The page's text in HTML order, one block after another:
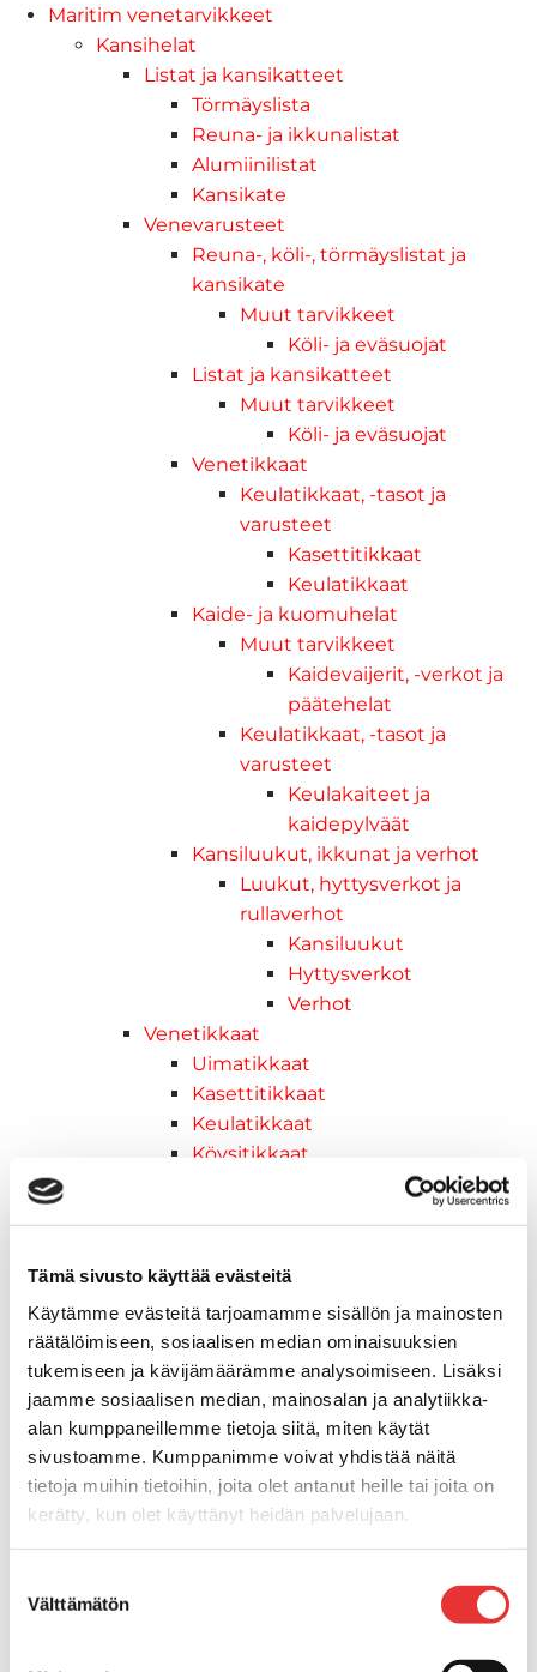
Tämä sivusto käyttää evästeitä
Käytämme evästeitä tarjoamamme sisällön ja mainosten
räätälöimiseen, sosiaalisen median ominaisuuksien
tukemiseen ja kävijämäärämme analysoimiseen. Lisäksi
jaamme sosiaalisen median, mainosalan ja analytiikka-
alan kumppaneillemme tietoja siitä, miten käytät
sivustoamme. Kumppanimme voivat yhdistää näitä
tietoja muihin tietoihin, joita olet antanut heille tai joita on
kerätty, kun olet käyttänyt heidän palvelujaan.
valinta
Välttämätön
Maritim venetarvikkeet
Kansihelat
Listat ja kansikatteet
Törmäyslista
Reuna- ja ikkunalistat
Alumiinilistat
Kansikate
Venevarusteet
Reuna-, köli-, törmäyslistat ja
kansikate
Muut tarvikkeet
Köli- ja eväsuojat
Listat ja kansikatteet
Muut tarvikkeet
Köli- ja eväsuojat
Venetikkaat
Keulatikkaat, -tasot ja
varusteet
Kasettitikkaat
Keulatikkaat
Kaide- ja kuomuhelat
Muut tarvikkeet
Kaidevaijerit, -verkot ja
päätehelat
Keulatikkaat, -tasot ja
varusteet
Keulakaiteet ja
kaidepylväät
Kansiluukut, ikkunat ja verhot
Luukut, hyttysverkot ja
rullaverhot
Kansiluukut
Hyttysverkot
Verhot
Venetikkaat
Uimatikkaat
Kasettitikkaat
Keulatikkaat
Köysitikkaat
Koukkupidike
Pidike "clips", muovia
Lepuuttajan kiinnike
Tuulilasin kiinnike
Reuna-, köli-, törmäyslistat ja kansikate
Törmäyslista
Kansikate
Reuna- ja ikkunalistat
Alumiinilistat
Kävelysillat ja Taavetit